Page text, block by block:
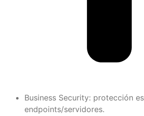
Business Security: protección
endpoints/servidores.